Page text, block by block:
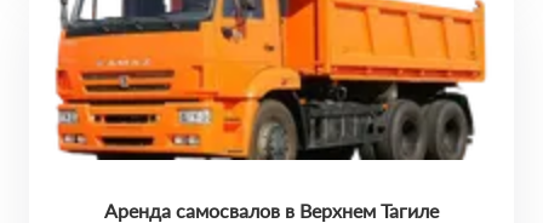
Аренда самосвалов в Верхнем Тагиле